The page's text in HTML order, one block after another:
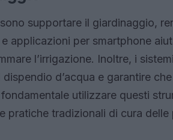
supportare il giardinaggio,
applicazioni per smartphone
l’irrigazione. Inoltre, i
d’acqua e garantire
utilizzare questi
pratiche tradizionali di cura delle